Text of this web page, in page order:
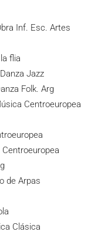
Inf. Esc. Artes
flia
Jazz
Folk. Arg
Centroeuropea
de Arpas
Clásica